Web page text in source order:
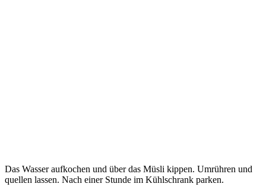
Das Wasser aufkochen und über das Müsli kippen. Umrühren und
quellen lassen. Nach einer Stunde im Kühlschrank parken.